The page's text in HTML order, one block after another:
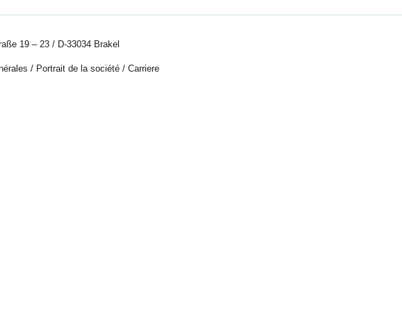
19 – 23 / D-33034 Brakel
/ Portrait de la société/ Carriere